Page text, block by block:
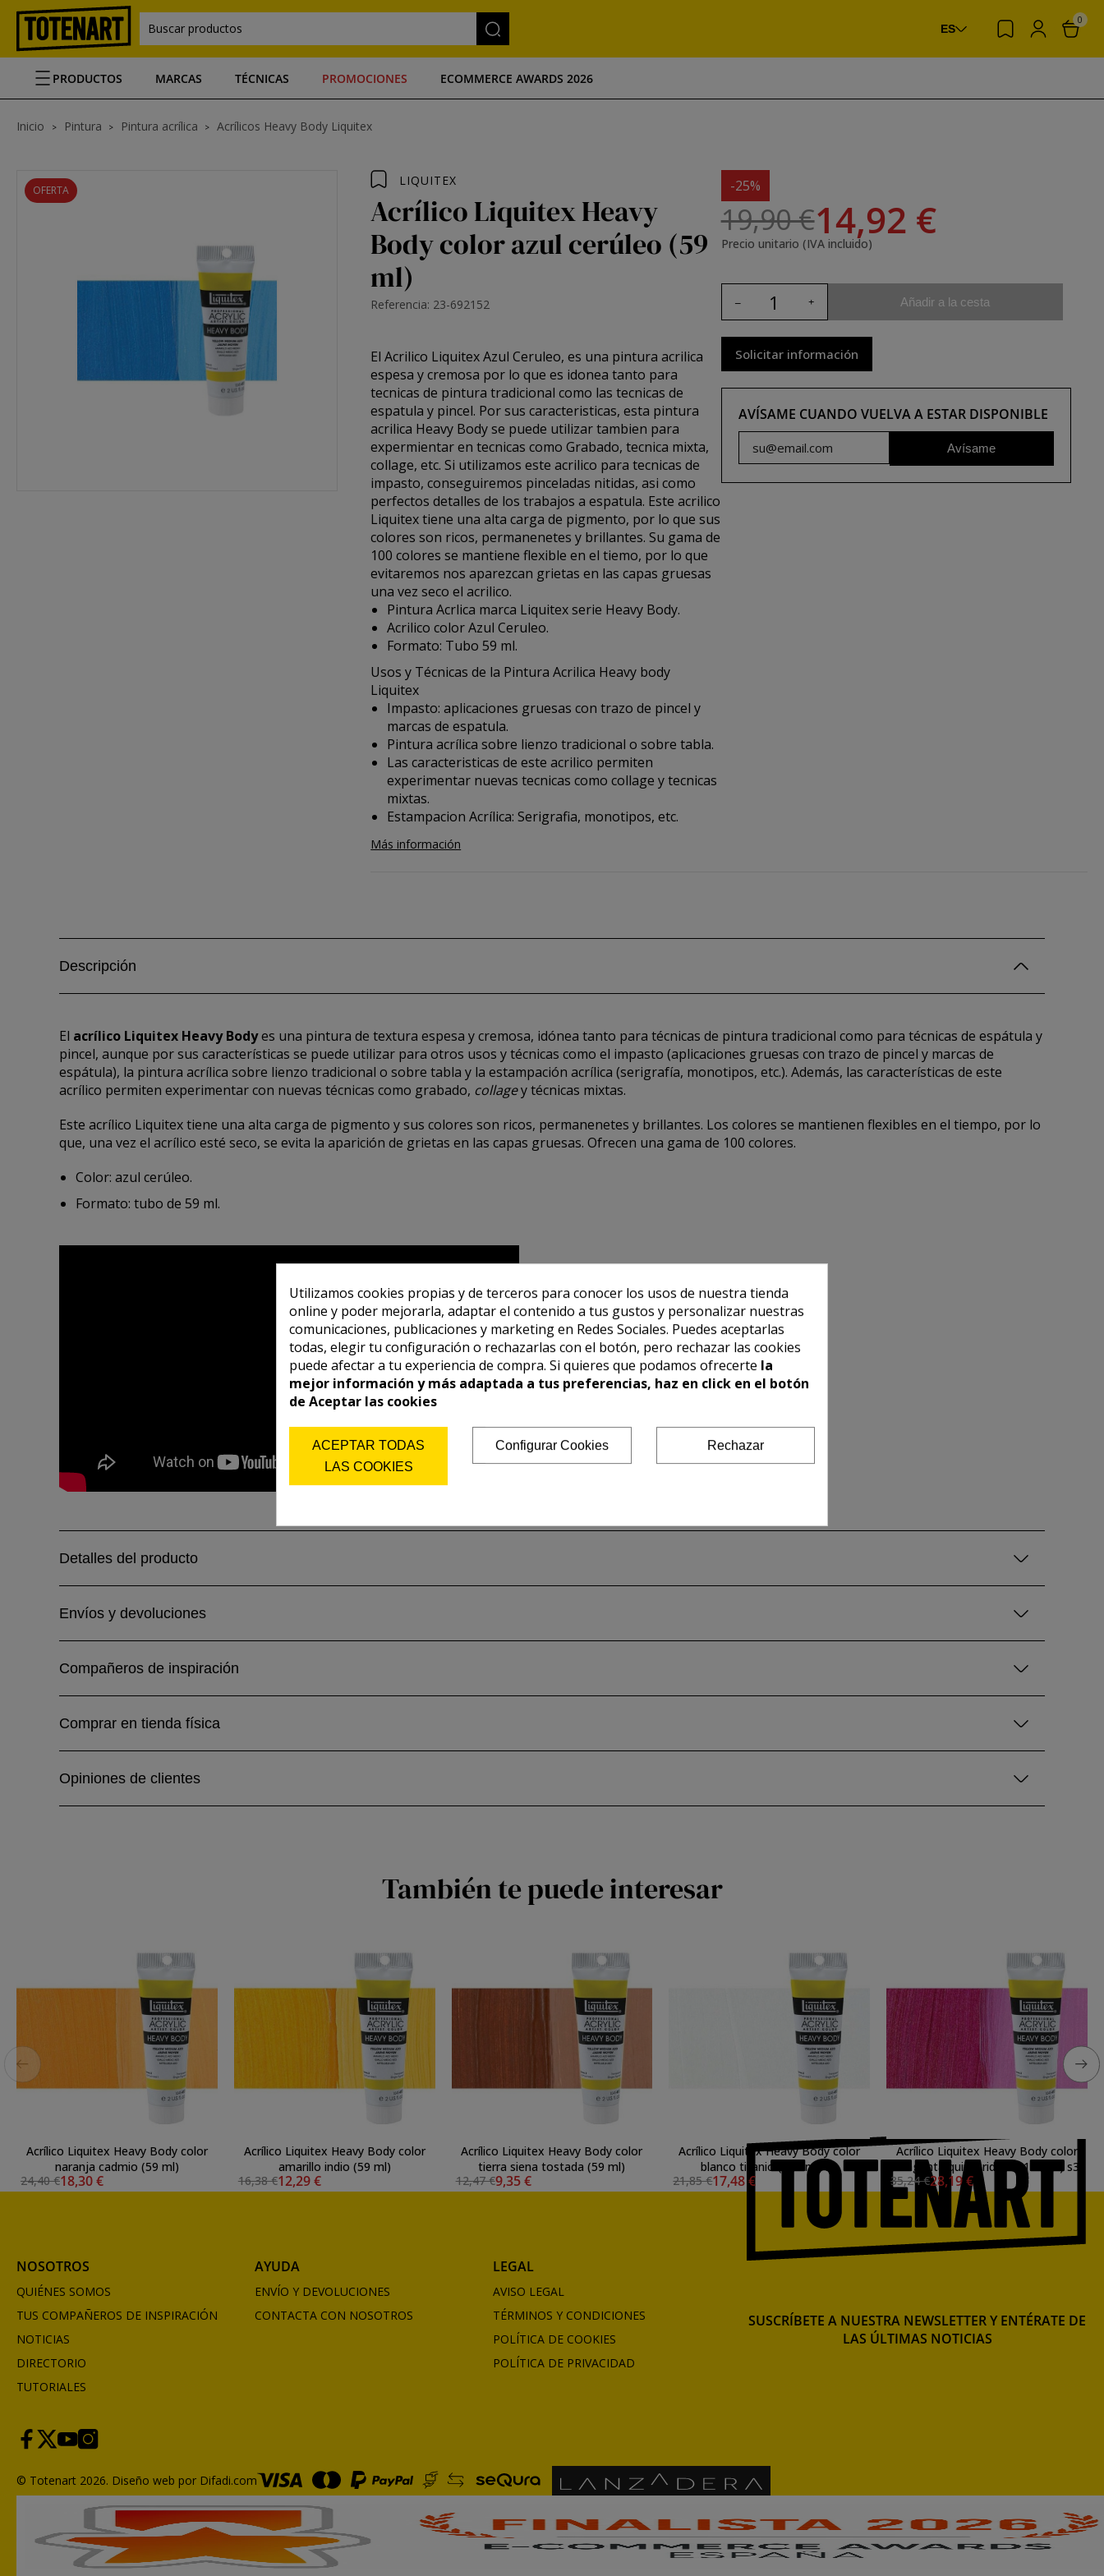
Buscar productos ES
0
PRODUCTOS MARCAS TÉCNICAS PROMOCIONES ECOMMERCE AWARDS 2026
Inicio Pintura Pintura acrílica Acrílicos Heavy Body Liquitex
OFERTA
LIQUITEX
Acrílico Liquitex Heavy
Body color azul cerúleo (59
ml)
Referencia: 23-692152
ElAcrilico LiquitexAzul Ceruleo, es una pintura acrilica
espesa y cremosa por lo que es idonea tanto para
tecnicas de pintura tradicional como las tecnicas de
espatula y pincel. Por sus caracteristicas, esta pintura
acrilica Heavy Bodyse puede utilizar tambien para
expermientar en tecnicas como Grabado, tecnica mixta,
collage, etc. Si utilizamos este acrilico para tecnicas de
impasto, conseguiremos pinceladas nitidas, asi como
perfectos detalles de los trabajos a espatula. Esteacrilico
Liquitextiene una alta carga de pigmento, por lo que sus
colores son ricos, permanenetes y brillantes. Su gama de
100 colores se mantiene flexible en el tiemo, por lo que
evitaremos nos aparezcan grietas en las capas gruesas
una vez seco el acrilico.
Pintura Acrlica marca Liquitex serie Heavy Body.
Acrilico color Azul Ceruleo.
Formato: Tubo 59 ml.
Usos y Técnicas de la Pintura Acrilica Heavy body
Liquitex
Impasto: aplicaciones gruesas con trazo de pincel y
marcas de espatula.
Pintura acrílica sobre lienzo tradicional o sobre tabla.
Las caracteristicas de este acrilico permiten
experimentar nuevas tecnicas como collage y tecnicas
mixtas.
Estampacion Acrílica: Serigrafia, monotipos, etc.
Más información
-25%
19,90 €14,92 €
Precio unitario (IVA incluido)
Añadir a la cesta
Solicitar información
AVÍSAME CUANDO VUELVA A ESTAR DISPONIBLE
Avísame
Descripción
El acrílico Liquitex Heavy Bodyes una pintura de textura espesa y cremosa, idónea tanto para técnicas de pintura tradicional como para técnicas de espátula y
pincel, aunque por sus características se puede utilizar para otros usos y técnicas como el impasto (aplicaciones gruesas con trazo de pincel y marcas de
espátula), la pintura acrílica sobre lienzo tradicional o sobre tabla y la estampación acrílica (serigrafía, monotipos, etc.). Además, las características de este
acrílico permiten experimentar con nuevas técnicas como grabado, collagey técnicas mixtas.
Este acrílico Liquitex tiene una alta carga de pigmento y sus colores son ricos, permanenetes y brillantes. Los colores se mantienen flexibles en el tiempo, por lo
que, una vez el acrílico esté seco, se evita la aparición de grietas en las capas gruesas. Ofrecen una gama de 100 colores.
Color: azul cerúleo.
Formato: tubo de 59 ml.
Detalles del producto
Envíos y devoluciones
Compañeros de inspiración
Comprar en tienda física
Opiniones de clientes
También te puede interesar
Acrílico Liquitex Heavy Body color
naranja cadmio (59 ml)
24,40 €18,30 €
Acrílico Liquitex Heavy Body color
amarillo indio (59 ml)
16,38 €12,29 €
Acrílico Liquitex Heavy Body color
tierra siena tostada (59 ml)
12,47 €9,35 €
Acrílico Liquitex Heavy Body color
blanco titanio (138 ml) s1
21,85 €17,48 €
Acrílico Liquitex Heavy Body color
magenta quinacridona (138 ml) s3
35,24 €28,19 €
NOSOTROS
QUIÉNES SOMOS
TUS COMPAÑEROS DE INSPIRACIÓN
NOTICIAS
DIRECTORIO
TUTORIALES
AYUDA
ENVÍO Y DEVOLUCIONES
CONTACTA CON NOSOTROS
LEGAL
AVISO LEGAL
TÉRMINOS Y CONDICIONES
POLÍTICA DE COOKIES
POLÍTICA DE PRIVACIDAD
SUSCRÍBETE A NUESTRA NEWSLETTER Y ENTÉRATE DE
LAS ÚLTIMAS NOTICIAS
© Totenart 2026. Diseño web por Difadi.com
Utilizamos cookies propias y de terceros para conocer los usos de nuestra tienda
online y poder mejorarla, adaptar el contenido a tus gustos y personalizar nuestras
comunicaciones, publicaciones y marketing en Redes Sociales. Puedes aceptarlas
todas, elegir tu configuración o rechazarlas con el botón, pero rechazar las cookies
puede afectar a tu experiencia de compra. Si quieres que podamos ofrecerte la
mejor información y más adaptada a tus preferencias, haz en click en el botón
de Aceptar las cookies
ACEPTAR TODAS
LAS COOKIES
Configurar Cookies Rechazar